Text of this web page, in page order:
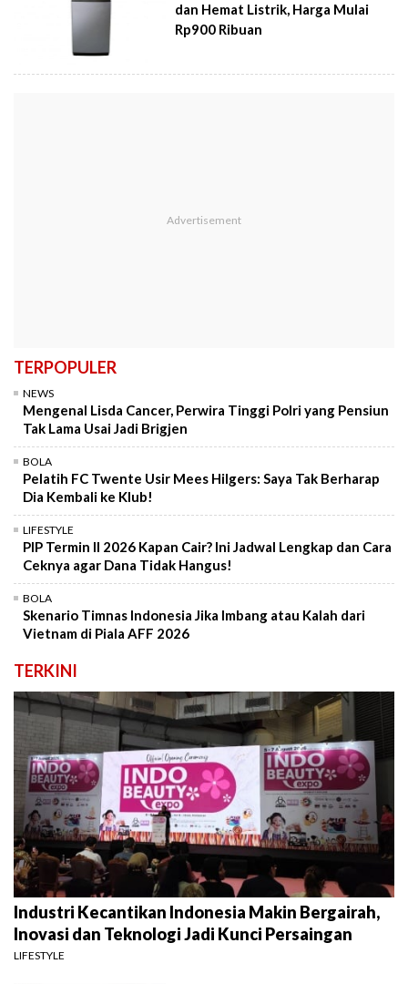
dan Hemat Listrik, Harga Mulai
Rp900 Ribuan
TERPOPULER
NEWS
Mengenal Lisda Cancer, Perwira Tinggi Polri yang Pensiun
Tak Lama Usai Jadi Brigjen
BOLA
Pelatih FC Twente Usir Mees Hilgers: Saya Tak Berharap
Dia Kembali ke Klub!
LIFESTYLE
PIP Termin II 2026 Kapan Cair? Ini Jadwal Lengkap dan Cara
Ceknya agar Dana Tidak Hangus!
BOLA
Skenario Timnas Indonesia Jika Imbang atau Kalah dari
Vietnam di Piala AFF 2026
TERKINI
Industri Kecantikan Indonesia Makin Bergairah,
Inovasi dan Teknologi Jadi Kunci Persaingan
LIFESTYLE